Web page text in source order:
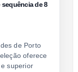
sequência de 8
de Porto
oferece
superior